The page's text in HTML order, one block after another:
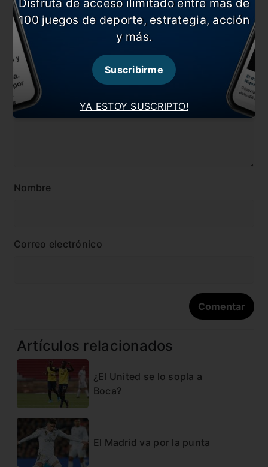
#Real Madrid
Comentarios
Dejá tu opinión acá!
Nombre
Correo electrónico
Artículos relacionados
¿El United se lo sopla a
Boca?
El Madrid va por la punta
YA ESTOY SUSCRIPTO!
Disfruta de acceso ilimitado entre más de
100 juegos de deporte, estrategia, acción
y más.
Suscribirme